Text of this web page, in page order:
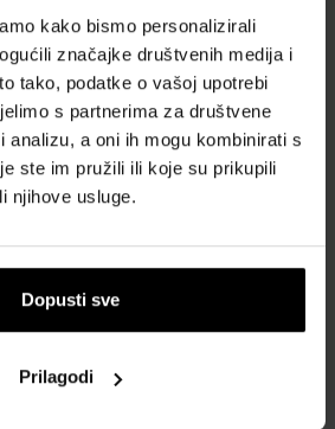
kako bismo personalizirali
značajke društvenih medija i
tako, podatke o vašoj upotrebi
s partnerima za društvene
analizu, a oni ih mogu kombinirati s
ste im pružili ili koje su prikupili
njihove usluge.
Dopusti sve
Prilagodi
Nina Toaletna voda - Tester
do 50ml
je
od
Nina Eau de Toilette Toaletna voda
do 80ml
je